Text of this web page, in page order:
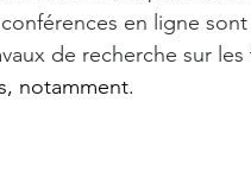
en ligne
de recherche sur les
notamment.